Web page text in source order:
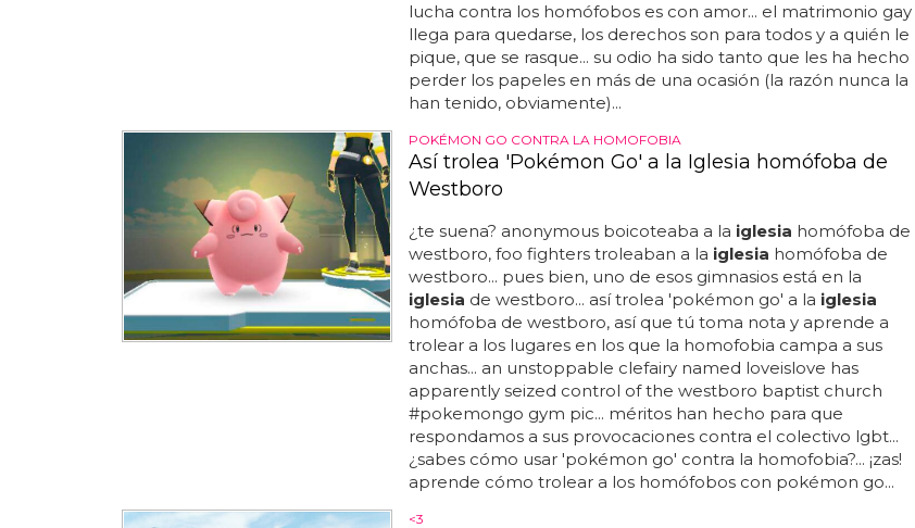
lucha contra los homófobos es con amor... el matrimonio gay
llega para quedarse, los derechos son para todos y a quién le
pique, que se rasque... su odio ha sido tanto que les ha hecho
perder los papeles en más de una ocasión (la razón nunca la
han tenido, obviamente)...
POKÉMON GO CONTRA LA HOMOFOBIA
Así trolea 'Pokémon Go' a la Iglesia homófoba de
Westboro
¿te suena? anonymous boicoteaba a la iglesia homófoba de
westboro, foo fighters troleaban a la iglesia homófoba de
westboro... pues bien, uno de esos gimnasios está en la
iglesia de westboro... así trolea 'pokémon go' a la iglesia
homófoba de westboro, así que tú toma nota y aprende a
trolear a los lugares en los que la homofobia campa a sus
anchas... an unstoppable clefairy named loveislove has
apparently seized control of the westboro baptist church
#pokemongo gym pic... méritos han hecho para que
respondamos a sus provocaciones contra el colectivo lgbt...
¿sabes cómo usar 'pokémon go' contra la homofobia?... ¡zas!
aprende cómo trolear a los homófobos con pokémon go...
<3